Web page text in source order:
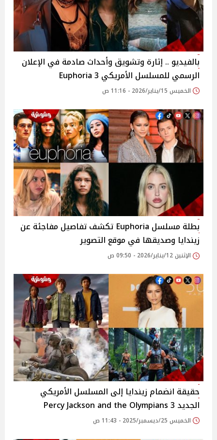
بالفيديو .. إثارة وتشويق وأحداث صادمة في الإعلان
الرسمي للمسلسل الأمريكي 3 Euphoria
الخميس 15/يناير/2026 - 11:16 ص
بطلة مسلسل Euphoria تكشف تفاصيل مفاجئة عن
زيندايا وصديقها في موقع التصوير
الإثنين 12/يناير/2026 - 09:50 ص
حقيقة انضمام زيندايا إلى المسلسل الأمريكي
الجديد 3 Percy Jackson and the Olympians
الخميس 25/ديسمبر/2025 - 11:43 ص